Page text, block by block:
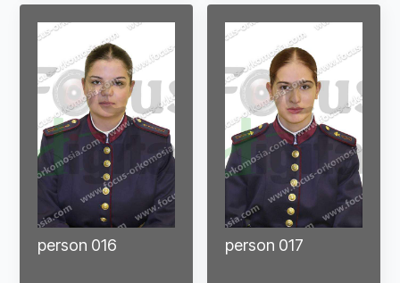
person 016 person 017